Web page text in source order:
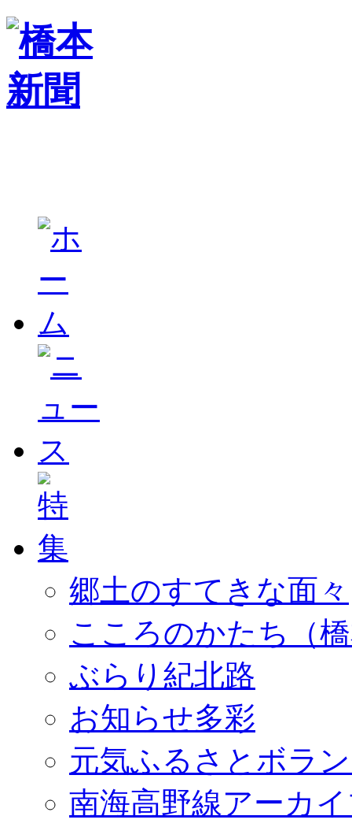
郷土のすてきな面々
こころのかたち（
ぶらり紀北路
お知らせ多彩
元気ふるさとボラ
南海高野線アーカ